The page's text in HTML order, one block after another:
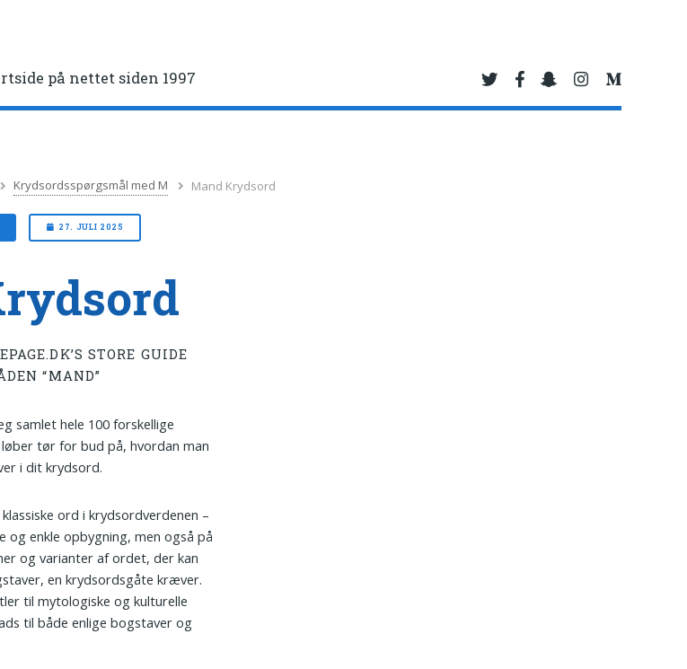
på nettet siden 1997
Krydsordsspørgsmål med M Mand Krydsord
27. JULI 2025
STORE GUIDE
“MAND”
samlet hele 100 forskellige
tør for bud på, hvordan man
i dit krydsord.
ord i krydsordverdenen –
og enkle opbygning, men også på
og varianter af ordet, der kan
en krydsordsgåte kræver.
til mytologiske og kulturelle
til både enlige bogstaver og